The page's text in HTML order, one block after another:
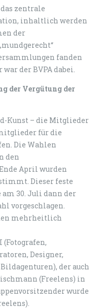
zentrale
inhaltlich werden
der
fanden
der BVPA dabei.
der Vergütung der
Kunst – die Mitglieder
für die
Die Wahlen
den
April wurden
Dieser feste
30. Juli dann der
vorgeschlagen.
mehrheitlich
(Fotografen,
Designer,
der auch
(Freelens) in
wurde